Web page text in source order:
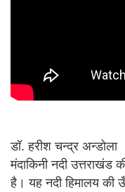
डॉ. हरीश चन्द्र अन्डोला
मंदाकिनी नदी उत्तराखंड
है। यह नदी हिमालय की